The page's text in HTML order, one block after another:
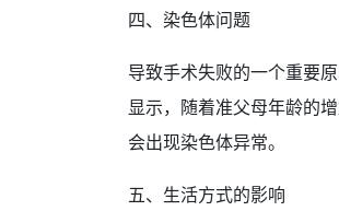
四、染色体问题
导致手术失败的一个重要
显示，随着准父母年龄的
会出现染色体异常。
五、生活方式的影响